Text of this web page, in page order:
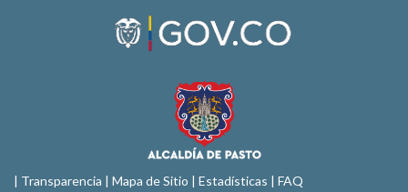
| Transparencia | Mapa de Sitio | Estadísticas | FAQ